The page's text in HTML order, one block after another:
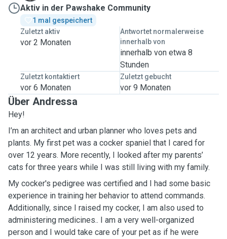
Aktiv in der Pawshake Community
1 mal gespeichert
Zuletzt aktiv
vor 2 Monaten
Antwortet normalerweise
innerhalb von
innerhalb von etwa 8
Stunden
Zuletzt kontaktiert
vor 6 Monaten
Zuletzt gebucht
vor 9 Monaten
Über Andressa
Hey!
I’m an architect and urban planner who loves pets and
plants. My first pet was a cocker spaniel that I cared for
over 12 years. More recently, I looked after my parents’
cats for three years while I was still living with my family.
My cocker's pedigree was certified and I had some basic
experience in training her behavior to attend commands.
Additionally, since I raised my cocker, I am also used to
administering medicines.. I am a very well-organized
person and I would take care of your pet as if he were